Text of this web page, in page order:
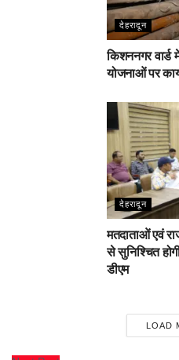
देहरादून
किशननगर वार्ड
योजनाओं पर
देहरादून
मतदाताओं एवं
से सुनिश्चित
डीएम
LOAD